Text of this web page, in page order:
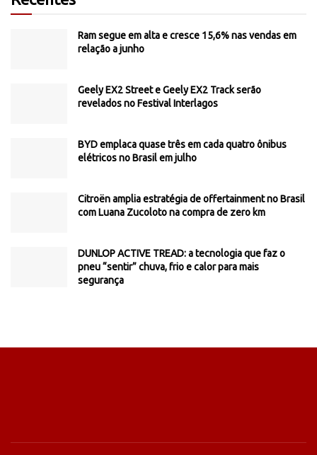
Ram segue em alta e cresce 15,6% nas vendas em
relação a junho
Geely EX2 Street e Geely EX2 Track serão
revelados no Festival Interlagos
BYD emplaca quase três em cada quatro ônibus
elétricos no Brasil em julho
Citroën amplia estratégia de offertainment no Brasil
com Luana Zucoloto na compra de zero km
DUNLOP ACTIVE TREAD: a tecnologia que faz o
pneu “sentir” chuva, frio e calor para mais
segurança